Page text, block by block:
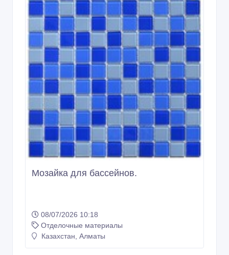
Мозайка для бассейнов.
08/07/2026 10:18
Отделочные материалы
Казахстан, Алматы